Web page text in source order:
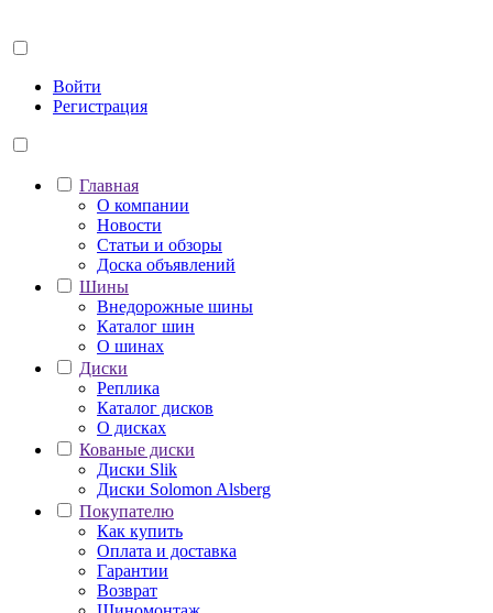
Войти
Регистрация
Главная
О компании
Новости
Статьи и обзоры
Доска объявлений
Шины
Внедорожные шины
Каталог шин
О шинах
Диски
Реплика
Каталог дисков
О дисках
Кованые диски
Диски Slik
Диски Solomon Alsberg
Покупателю
Как купить
Оплата и доставка
Гарантии
Возврат